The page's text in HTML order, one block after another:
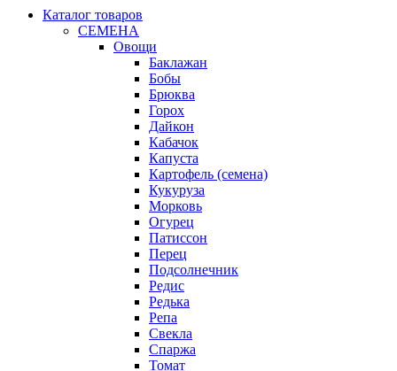
Каталог товаров
СЕМЕНА
Овощи
Баклажан
Бобы
Брюква
Горох
Дайкон
Кабачок
Капуста
Картофель (семена)
Кукуруза
Морковь
Огурец
Патиссон
Перец
Подсолнечник
Редис
Редька
Репа
Свекла
Спаржа
Томат